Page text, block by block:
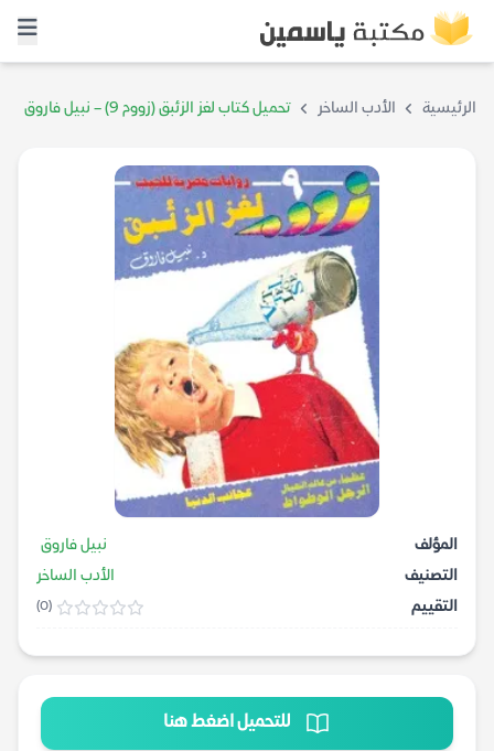
الرئيسية الأدب الساخر تحميل كتاب لغز الزئبق (زووم 9) – نبيل فاروق
المؤلف
نبيل فاروق
التصنيف
الأدب الساخر
التقييم
(0)
للتحميل اضغط هنا